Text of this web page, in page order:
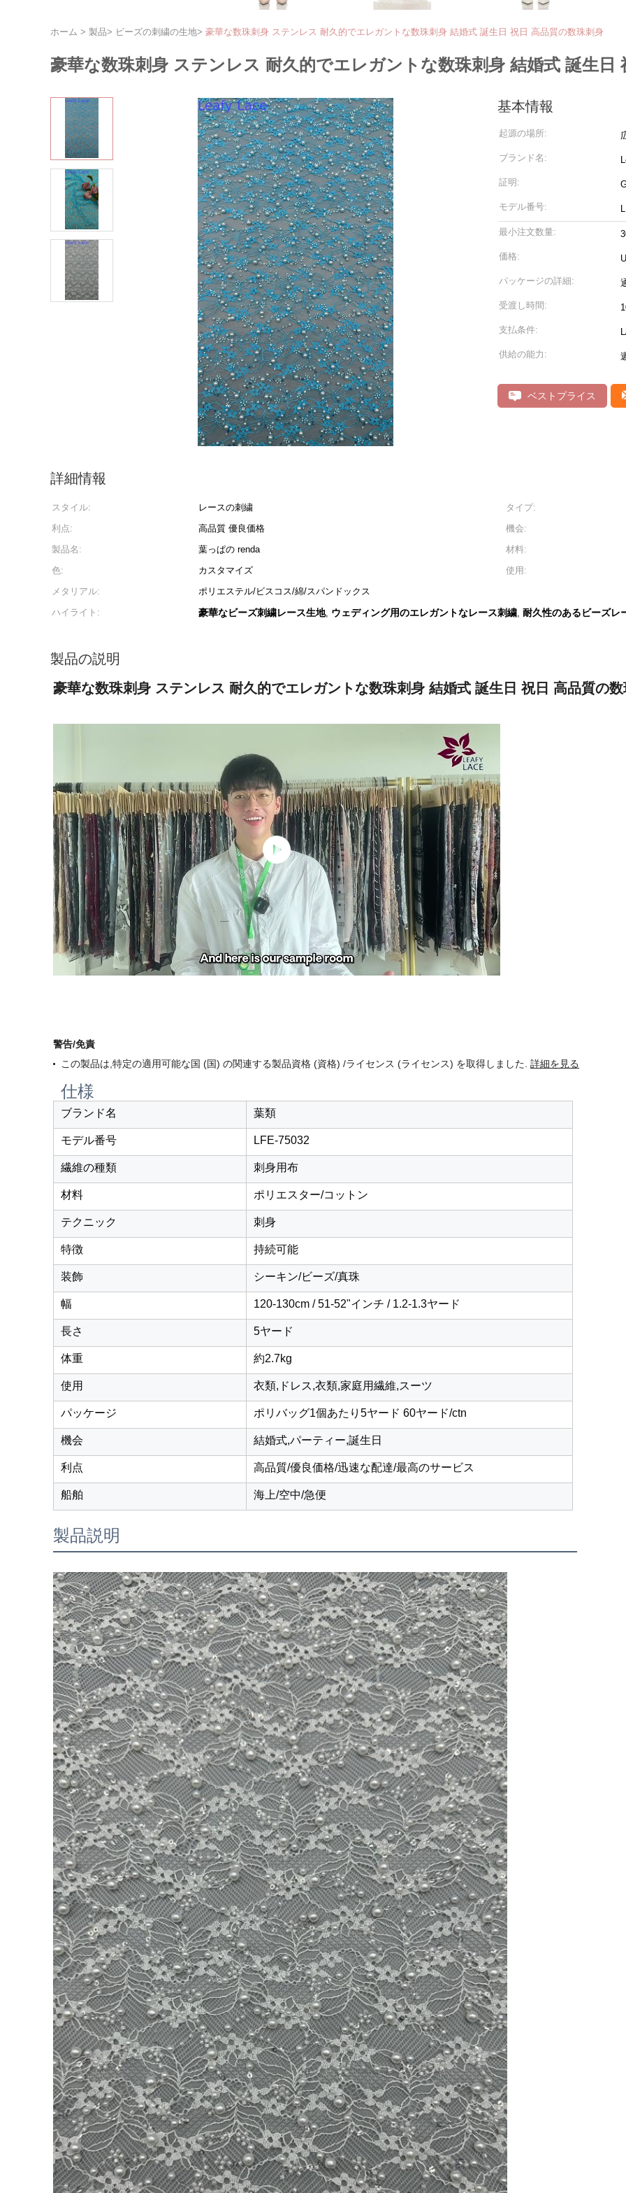
ホーム > 製品> ビーズの刺繍の生地> 豪華な数珠刺身 ステンレス 耐久的でエレガントな数珠刺身 結婚式 誕生日 祝日 高品質の数珠刺身
豪華な数珠刺身 ステンレス 耐久的でエレガントな数珠刺身 結婚式 誕生日
基本情報
起源の場所:
ブランド名:
証明:
モデル番号:
最小注文数量:
価格:
パッケージの詳細:
受渡し時間:
支払条件:
供給の能力:
ベストプライス
詳細情報
スタイル: レースの刺繍
タイプ:
利点:
高品質 優良価格
機会:
製品名:
葉っぱの renda
材料:
色:
カスタマイズ
使用:
メタリアル:
ポリエステル/ビスコス/綿/スパンドックス
ハイライト:
豪華なビーズ刺繍レース生地, ウェディング用のエレガントなレース刺繍, 耐久性のあるビーズレ
製品の説明
豪華な数珠刺身 ステンレス 耐久的でエレガントな数珠刺身 結婚式 誕生日 祝日 高品質の
警告/免責
この製品は,特定の適用可能な国 (国) の関連する製品資格 (資格) /ライセンス (ライセンス) を取得しました. 詳細を見る
仕様
ブランド名 葉類
モデル番号 LFE-75032
繊維の種類 刺身用布
材料 ポリエスター/コットン
テクニック 刺身
特徴 持続可能
装飾 シーキン/ビーズ/真珠
幅 120-130cm / 51-52"インチ / 1.2-1.3ヤード
長さ 5ヤード
体重 約2.7kg
使用 衣類,ドレス,衣類,家庭用繊維,スーツ
パッケージ ポリバッグ1個あたり5ヤード 60ヤード/ctn
機会 結婚式,パーティー,誕生日
利点 高品質/優良価格/迅速な配達/最高のサービス
船舶 海上/空中/急便
製品説明